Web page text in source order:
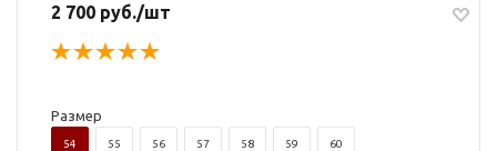
2 700 руб./шт
Размер
54 55 56 57 58 59 60